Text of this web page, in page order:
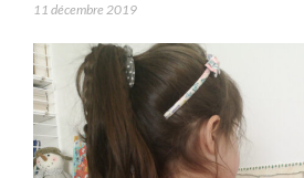
11 décembre 2019